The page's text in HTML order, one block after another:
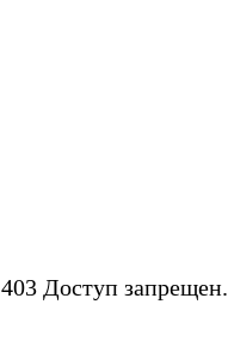
403 Доступ запрещен.